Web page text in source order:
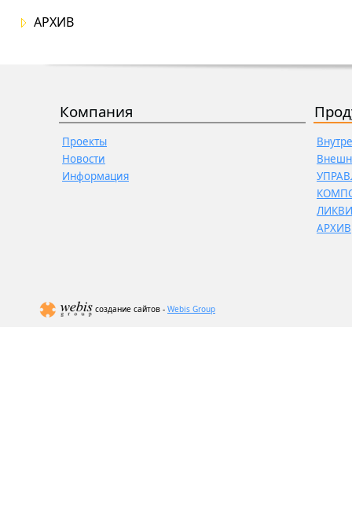
АРХИВ
Компания
Проекты
Новости
Информация
АРХИВ
создание сайтов - Webis Group